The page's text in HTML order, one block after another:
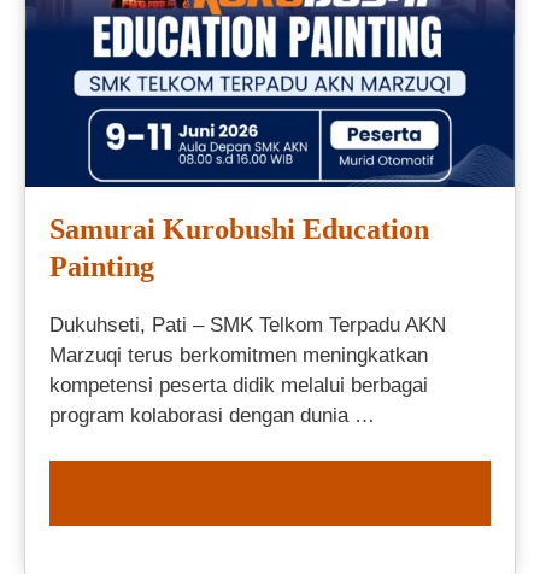
Samurai Kurobushi Education
Painting
Dukuhseti, Pati – SMK Telkom Terpadu AKN
Marzuqi terus berkomitmen meningkatkan
kompetensi peserta didik melalui berbagai
program kolaborasi dengan dunia …